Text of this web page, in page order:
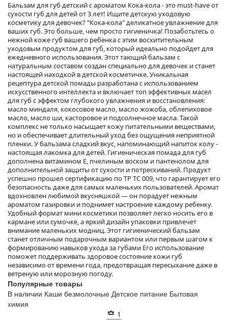
Бальзам для губ детский с ароматом Кока-кола - это must-have от
сухости губ для детей от 3 лет! Ищите детскую уходовую
косметику для девочек? "Кока-кола" деликатное увлажнение для
ваших губ. Это больше, чем просто гигиеничка! Позаботьтесь о
нежной коже губ вашего ребенка с этим восхитительным
уходовым продуктом для губ, который идеально подойдет для
ежедневного использования. Этот тающий бальзам с
натуральным составом создан специально для девочек и станет
настоящей находкой в детской косметичке. Уникальная
рецептура детской помады разработана с использованием
искусственного интеллекта и включает топ эффективных масел
для губ с эффектом глубокого увлажнения и восстановления:
масло миндаля, кокосовое масло, масло жожоба, облепиховое
масло, масло ши, касторовое и подсолнечное масла. Такой
комплекс не только насыщает кожу питательными веществами,
но и обеспечивает длительный уход без ощущения неприятной
пленки. У бальзама сладкий вкус, напоминающий напиток колу -
настоящая лакомка для детей. Гигиеническая помада для губ
дополнена витамином Е, пчелиным воском и пантенолом для
дополнительной защиты от сухости и потрескиваний. Продукт
успешно прошел сертификацию по ТР ТС 009, что гарантирует его
безопасность даже для самых маленьких пользователей. Аромат
вдохновлен любимой вкусняшкой — он порадует нежным
ароматом газировки и поднимет настроение каждому ребенку.
Удобный формат мини косметики позволяет легко носить его в
кармане или сумочке, а яркий дизайн упаковки привлечет
внимание маленьких модниц. Этот гигиенический бальзам
станет отличным подарочным вариантом или первым шагом к
формированию навыков ухода за губами Его использование
поможет поддерживать здоровое состояние кожи губ
независимо от времени года, предотвращая пересыхание даже в
ветреную или морозную погоду.
Популярные товары
В наличии Каши безмолочные Детское питание Бытовая
химия
1